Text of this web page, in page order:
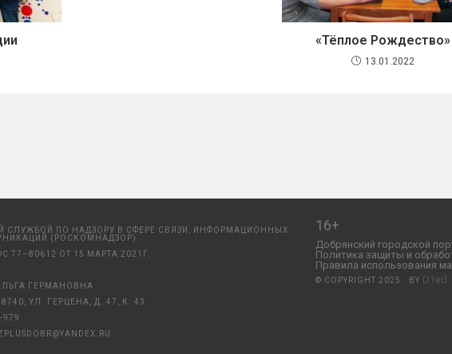
«Тёплое Рождество»
13.01.2022
СЛУЖБОЙ ПО НАДЗОРУ В СФЕРЕ СВЯЗИ, ИНФОРМАЦИОННЫХ
(РОСКОМНАДЗОР)
ОТ 15 МАРТА 2021Г.
ГЕРМАНОВНА
УЛ. ГЕРЦЕНА, Д. 47, К. 43
979
16+
Добрянский городской
Политика защиты и
Правила использования
© COPYRIGHT 2025 · BY D1ed